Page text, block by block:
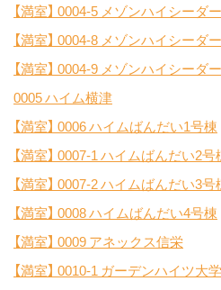
【満室】 0004-5 メゾンハイシーダー
【満室】 0004-8 メゾンハイシーダー
【満室】 0004-9 メゾンハイシーダー
0005 ハイム横津
【満室】 0006 ハイムばんだい1号棟
【満室】 0007-1 ハイムばんだい2号
【満室】 0007-2 ハイムばんだい3号
【満室】 0008 ハイムばんだい4号棟
【満室】 0009 アネックス信栄
【満室】 0010-1 ガーデンハイツ大